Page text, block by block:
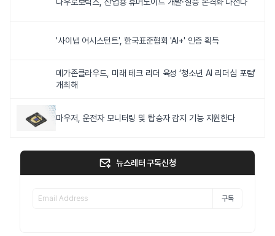
'사이냅 어시스턴트', 한국표준협회 'AI+' 인증 획득
메가존클라우드, 미래 테크 리더 육성 ‘청소년 AI 리더십 포럼’
개최해
마우저, 운전자 모니터링 및 탑승자 감지 기능 지원한다
뉴스레터 구독신청
구독